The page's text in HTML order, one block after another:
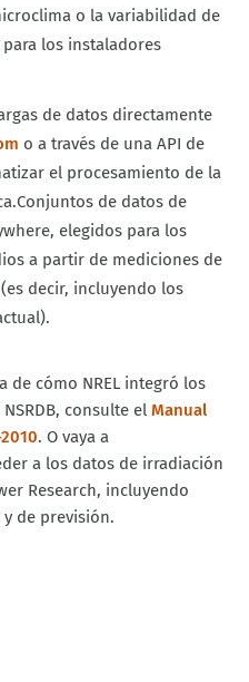
o la variabilidad de
los instaladores
de datos directamente
o a través de una API de
el procesamiento de la
de datos de
elegidos para los
a partir de mediciones de
decir, incluyendo los
de cómo NREL integró los
consulte elManual
. O vaya a
a los datos de irradiación
Research, incluyendo
de previsión.